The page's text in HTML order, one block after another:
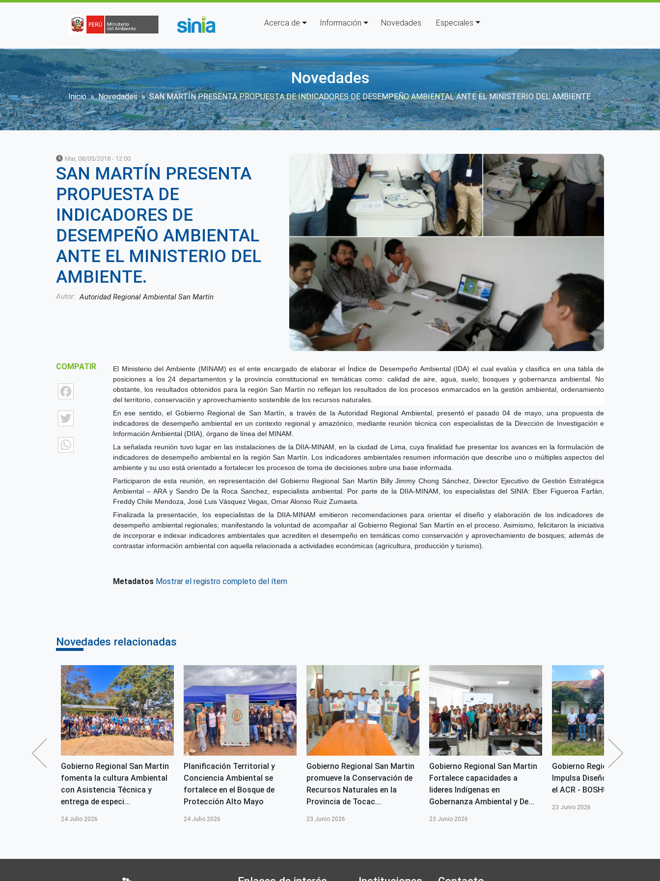
Navegación principal
Acerca de Información Novedades Especiales
Novedades
Sobrescribir enlaces de ayuda a la navegación
Inicio Novedades SAN MARTÍN PRESENTA PROPUESTA DE INDICADORES DE DESEMPEÑO AMBIENTAL ANTE EL MINISTERIO DEL AMBIENTE.
Mar, 08/05/2018 - 12:00
SAN MARTÍN PRESENTA
PROPUESTA DE
INDICADORES DE
DESEMPEÑO AMBIENTAL
ANTE EL MINISTERIO DEL
AMBIENTE.
Autor Autoridad Regional Ambiental San Martín
COMPATIR
Facebook
Twitter
WhatsApp
El Ministerio del Ambiente (MINAM) es el ente encargado de elaborar el Índice de Desempeño Ambiental (IDA) el cual evalúa y clasifica en una tabla de
posiciones a los 24 departamentos y la provincia constitucional en temáticas como: calidad de aire, agua, suelo; bosques y gobernanza ambiental. No
obstante, los resultados obtenidos para la región San Martín no reflejan los resultados de los procesos enmarcados en la gestión ambiental, ordenamiento
del territorio, conservación y aprovechamiento sostenible de los recursos naturales.
En ese sentido, el Gobierno Regional de San Martín, a través de la Autoridad Regional Ambiental, presentó el pasado 04 de mayo, una propuesta de
indicadores de desempeño ambiental en un contexto regional y amazónico, mediante reunión técnica con especialistas de la Dirección de Investigación e
Información Ambiental (DIIA), órgano de línea del MINAM.
La señalada reunión tuvo lugar en las instalaciones de la DIIA-MINAM, en la ciudad de Lima, cuya finalidad fue presentar los avances en la formulación de
indicadores de desempeño ambiental en la región San Martín. Los indicadores ambientales resumen información que describe uno o múltiples aspectos del
ambiente y su uso está orientado a fortalecer los procesos de toma de decisiones sobre una base informada.
Participaron de esta reunión, en representación del Gobierno Regional San Martín Billy Jimmy Chong Sánchez, Director Ejecutivo de Gestión Estratégica
Ambiental – ARA y Sandro De la Roca Sanchez, especialista ambiental. Por parte de la DIIA-MINAM, los especialistas del SINIA: Eber Figueroa Farfán,
Freddy Chile Mendoza, José Luis Vásquez Vegas, Omar Alonso Ruiz Zumaeta.
Finalizada la presentación, los especialistas de la DIIA-MINAM emitieron recomendaciones para orientar el diseño y elaboración de los indicadores de
desempeño ambiental regionales; manifestando la voluntad de acompañar al Gobierno Regional San Martín en el proceso. Asimismo, felicitaron la iniciativa
de incorporar e indexar indicadores ambientales que acrediten el desempeño en temáticas como conservación y aprovechamiento de bosques; además de
contrastar información ambiental con aquella relacionada a actividades económicas (agricultura, producción y turismo).
Metadatos Mostrar el registro completo del ítem
Novedades relacionadas
Gobierno Regional San Martin
fomenta la cultura Ambiental
con Asistencia Técnica y
entrega de especi...
24 Julio 2026
Planificación Territorial y
Conciencia Ambiental se
fortalece en el Bosque de
Protección Alto Mayo
24 Julio 2026
Gobierno Regional San Martin
promueve la Conservación de
Recursos Naturales en la
Provincia de Tocac...
23 Junio 2026
Gobierno Regional San Martin
Fortalece capacidades a
lideres Indígenas en
Gobernanza Ambiental y De...
23 Junio 2026
Gobierno Regional San Martin
Impulsa Diseño del MERESE
el ACR - BOSHUMI
23 Junio 2026